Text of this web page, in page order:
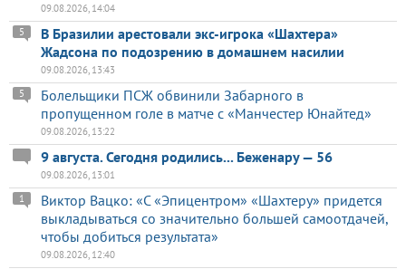
09.08.2026, 14:04
В Бразилии арестовали экс-игрока «Шахтера»
Жадсона по подозрению в домашнем насилии
5
09.08.2026, 13:43
Болельщики ПСЖ обвинили Забарного в
пропущенном голе в матче с «Манчестер Юнайтед»
5
09.08.2026, 13:22
9 августа. Сегодня родились... Беженару — 56
09.08.2026, 13:01
Виктор Вацко: «С «Эпицентром» «Шахтеру» придется
выкладываться со значительно большей самоотдачей,
чтобы добиться результата»
1
09.08.2026, 12:40